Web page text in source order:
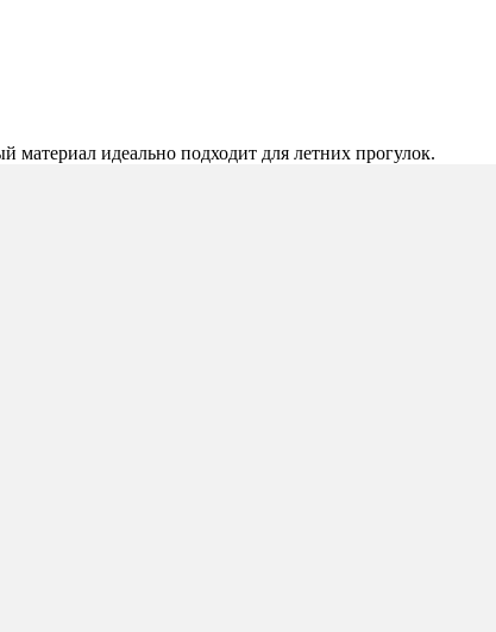
материал идеально подходит для летних прогулок.